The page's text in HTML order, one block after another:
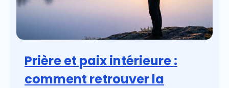
Prière et paix intérieure :
comment retrouver la